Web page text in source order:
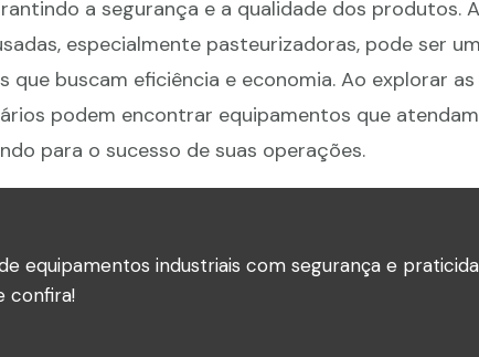
a segurança e a qualidade dos produtos. A
especialmente pasteurizadoras, pode ser
buscam eficiência e economia. Ao explorar
podem encontrar equipamentos que
para o sucesso de suas operações.
equipamentos industriais com segurança e
confira!